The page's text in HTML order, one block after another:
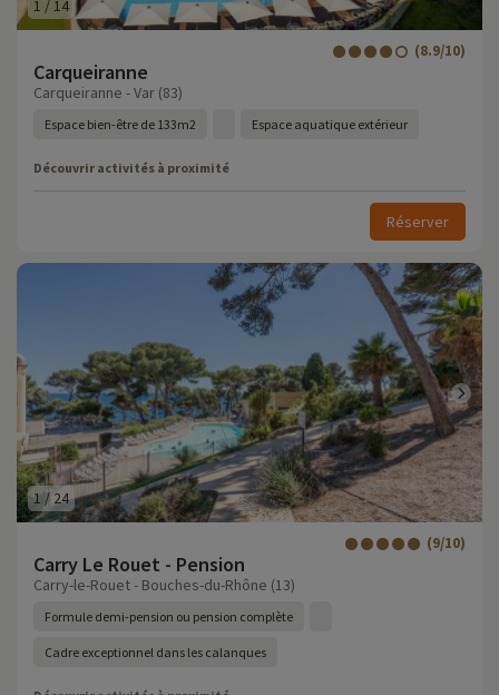
1 / 14
Carqueiranne
(8.9/10)
Carqueiranne - Var (83)
Espace bien-être de 133m2 Espace aquatique extérieur
Découvrir activités à proximité
Réserver
1/ 24
Carry Le Rouet - Pension
(9/10)
Carry-le-Rouet - Bouches-du-Rhône (13)
Formule demi-pension ou pension complète
Cadre exceptionnel dans les calanques